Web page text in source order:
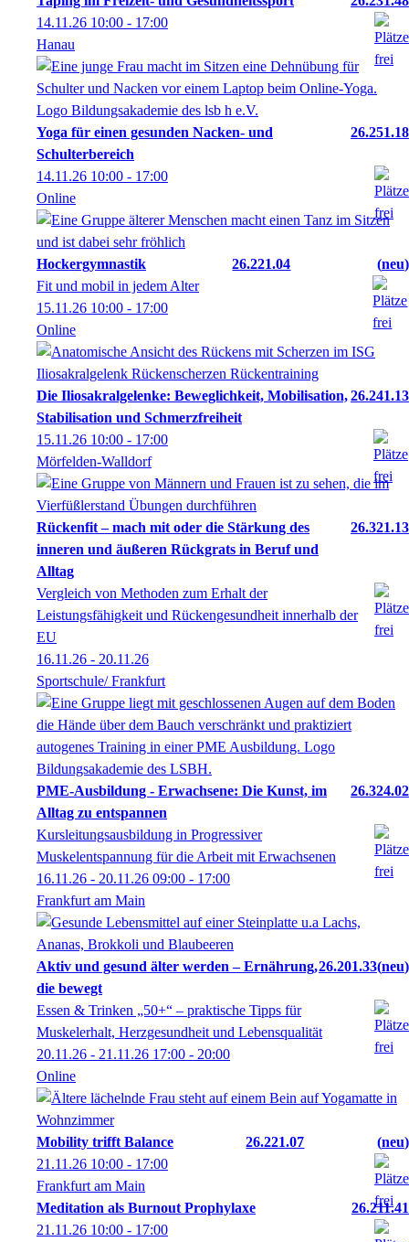
14.11.26 10:00 - 17:00
Hanau
Yoga für einen gesunden Nacken- und
Schulterbereich
26.251.18
14.11.26 10:00 - 17:00
Online
Hockergymnastik 26.221.04
neu
Fit und mobil in jedem Alter
15.11.26 10:00 - 17:00
Online
Die Iliosakralgelenke: Beweglichkeit, Mobilisation,
Stabilisation und Schmerzfreiheit
26.241.13
15.11.26 10:00 - 17:00
Mörfelden-Walldorf
Rückenfit – mach mit oder die Stärkung des
inneren und äußeren Rückgrats in Beruf und
Alltag
26.321.13
Vergleich von Methoden zum Erhalt der
Leistungsfähigkeit und Rückengesundheit innerhalb der
EU
16.11.26 - 20.11.26
Sportschule/ Frankfurt
PME-Ausbildung - Erwachsene: Die Kunst, im
Alltag zu entspannen
26.324.02
Kursleitungsausbildung in Progressiver
Muskelentspannung für die Arbeit mit Erwachsenen
16.11.26 - 20.11.26 09:00 - 17:00
Frankfurt am Main
Aktiv und gesund älter werden – Ernährung,
die bewegt
26.201.33 neu
Essen & Trinken „50+“ – praktische Tipps für
Muskelerhalt, Herzgesundheit und Lebensqualität
20.11.26 - 21.11.26 17:00 - 20:00
Online
Mobility trifft Balance 26.221.07
neu
21.11.26 10:00 - 17:00
Frankfurt am Main
Meditation als Burnout Prophylaxe
26.211.41
21.11.26 10:00 - 17:00